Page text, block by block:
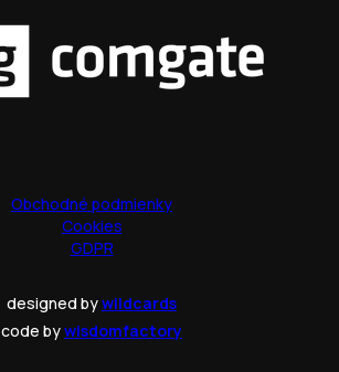
Obchodné podmienky
Cookies
GDPR
designed bywildcards
code bywisdomfactory